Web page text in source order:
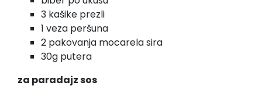
3 kašike prezli
1 veza peršuna
2 pakovanja mocarela sira
30g putera
za paradajz sos